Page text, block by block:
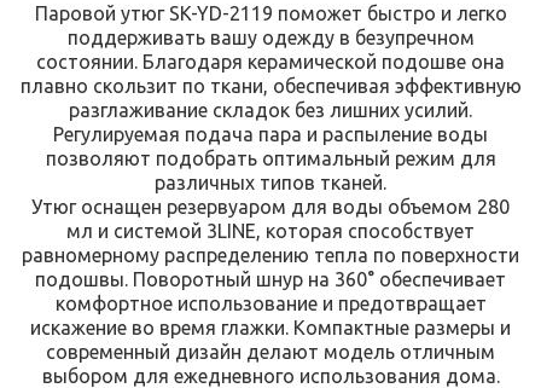
Паровой утюг SK-YD-2119 поможет быстро и легко
поддерживать вашу одежду в безупречном
состоянии. Благодаря керамической подошве она
плавно скользит по ткани, обеспечивая эффективную
разглаживание складок без лишних усилий.
Регулируемая подача пара и распыление воды
позволяют подобрать оптимальный режим для
различных типов тканей.
Утюг оснащен резервуаром для воды объемом 280
мл и системой 3LINE, которая способствует
равномерному распределению тепла по поверхности
подошвы. Поворотный шнур на 360° обеспечивает
комфортное использование и предотвращает
искажение во время глажки. Компактные размеры и
современный дизайн делают модель отличным
выбором для ежедневного использования дома.